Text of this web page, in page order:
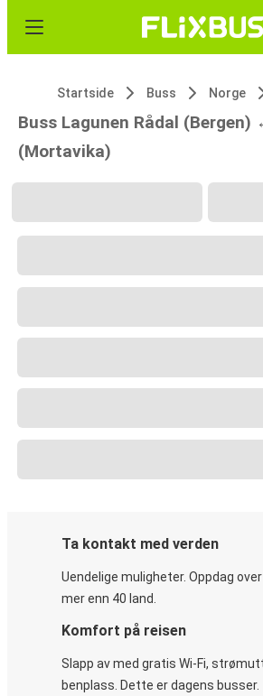
Startside Buss Norge
Buss Lagunen Rådal (Bergen)
(Mortavika)
Ta kontakt med verden
Uendelige muligheter. Oppdag
mer enn 40 land.
Komfort på reisen
Slapp av med gratis Wi-Fi,
benplass. Dette er dagens busser.